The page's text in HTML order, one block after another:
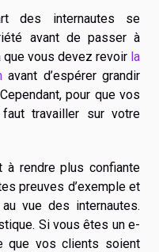
des internautes se
avant de passer à
que vous devez revoir la
avant d’espérer grandir
pour que vos
travailler sur votre
à rendre plus confiante
preuves d’exemple et
vue des internautes.
Si vous êtes un e-
que vos clients soient